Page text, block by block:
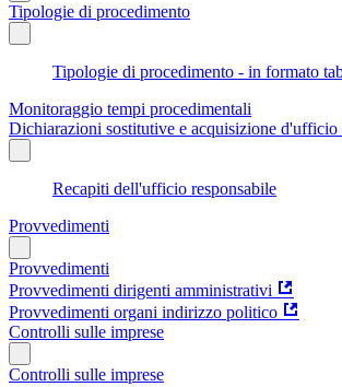
Tipologie di procedimento
Tipologie di procedimento - in formato
Monitoraggio tempi procedimentali
Dichiarazioni sostitutive e acquisizione d'ufficio
Recapiti dell'ufficio responsabile
Provvedimenti
Provvedimenti
Provvedimenti dirigenti amministrativi
Provvedimenti organi indirizzo politico
Controlli sulle imprese
Controlli sulle imprese